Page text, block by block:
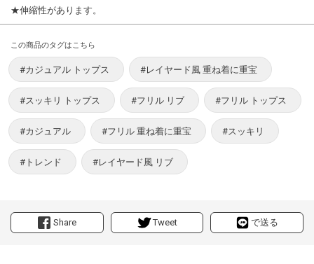
Share Tweet で送る
★伸縮性があります。
この商品のタグはこちら
#カジュアル トップス #レイヤード風 重ね着に重宝
#スッキリ トップス #フリル リブ #フリル トップス
#カジュアル #フリル 重ね着に重宝 #スッキリ
#トレンド #レイヤード風 リブ